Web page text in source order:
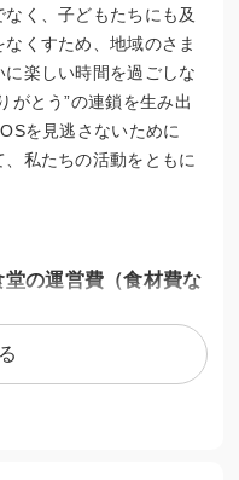
く、子どもたちにも及
くすため、地域のさま
楽しい時間を過ごしな
がとう”の連鎖を生み出
を見逃さないために
私たちの活動をともに
の運営費（食材費な
回あたり30名の子どもた